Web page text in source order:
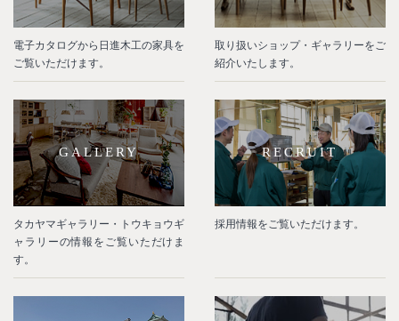
電子カタログから日進木工の家具を
ご覧いただけます。
取り扱いショップ・ギャラリーをご
紹介いたします。
GALLERY
タカヤマギャラリー・トウキョウギ
ャラリーの情報をご覧いただけま
す。
RECRUIT
採用情報をご覧いただけます。